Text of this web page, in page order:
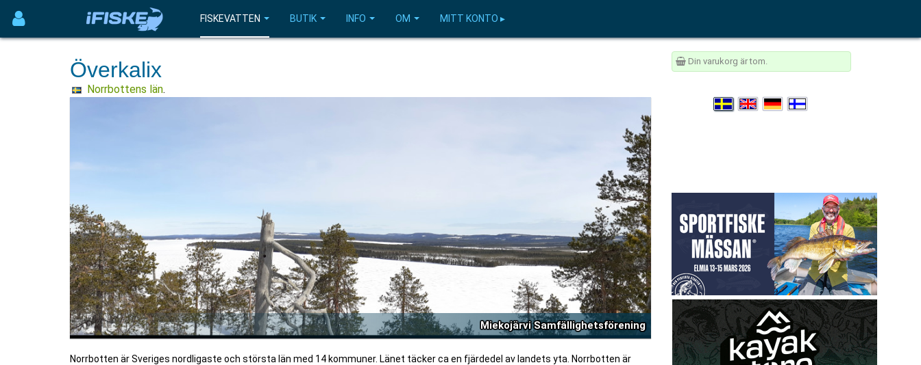
FISKEVATTEN BUTIK INFO OM MITT KONTO ▸
Överkalix
Norrbottens län.
Miekojärvi Samfällighetsförening
Norrbotten är Sveriges nordligaste och största län med 14 kommuner. Länet täcker ca en fjärdedel av landets yta. Norrbotten är
Din varukorg är tom.